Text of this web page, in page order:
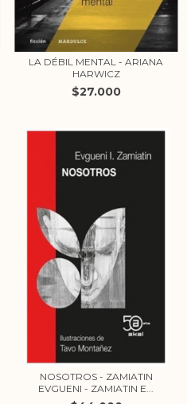
LA DÉBIL MENTAL - ARIANA
HARWICZ
$27.000
NOSOTROS - ZAMIATIN
EVGUENI - ZAMIATIN E...